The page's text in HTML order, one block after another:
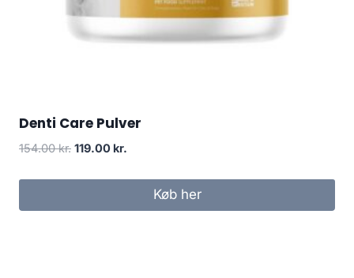
Denti Care Pulver
154.00kr. Den
pris
119.00 kr.
pris
Køb her